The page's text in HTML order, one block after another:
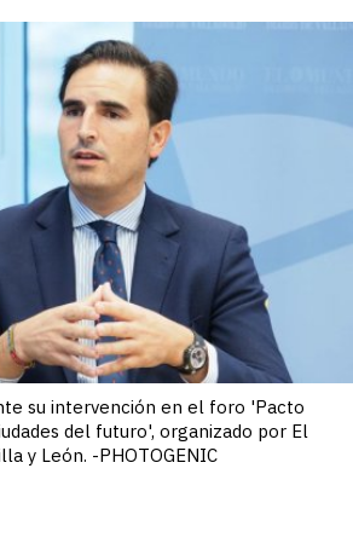
su intervención en el foro 'Pacto
del futuro', organizado por El
y León. -PHOTOGENIC